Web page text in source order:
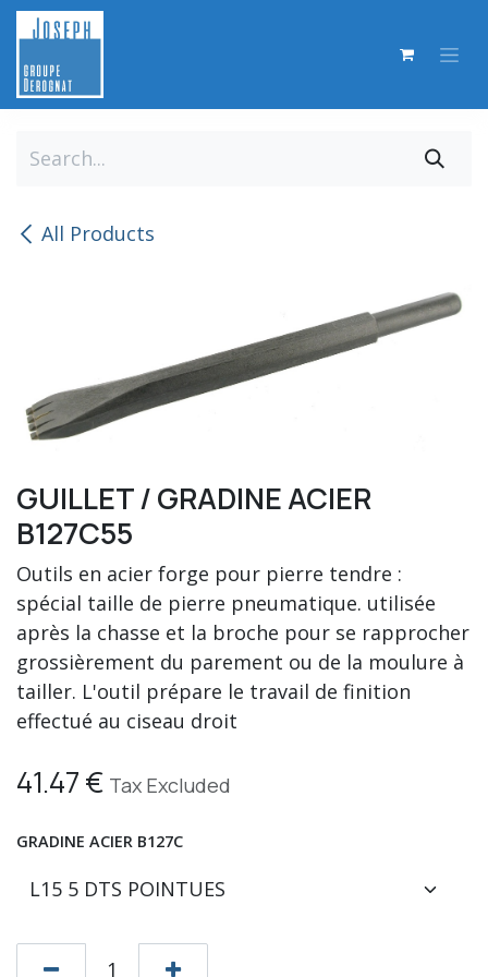
Skip to Content
All Products
GUILLET / GRADINE ACIER
B127C55
Outils en acier forge pour pierre tendre :
spécial taille de pierre pneumatique. utilisée
après la chasse et la broche pour se rapprocher
grossièrement du parement ou de la moulure à
tailler. L'outil prépare le travail de finition
effectué au ciseau droit
41.47€ Tax Excluded
GRADINE ACIER B127C